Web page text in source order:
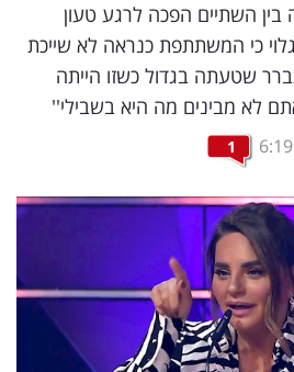
השתיים הפכה לרגע טעון
כי המשתתפת כנראה לא שייכת
שטעתה בגדול כשזו הייתה
לא מבינים מה היא בשבילי''
6:19
1